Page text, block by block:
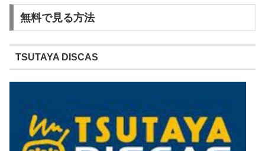
無料で見る方法
TSUTAYA DISCAS